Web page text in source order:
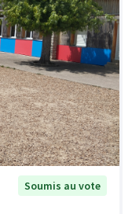
Soumis au vote